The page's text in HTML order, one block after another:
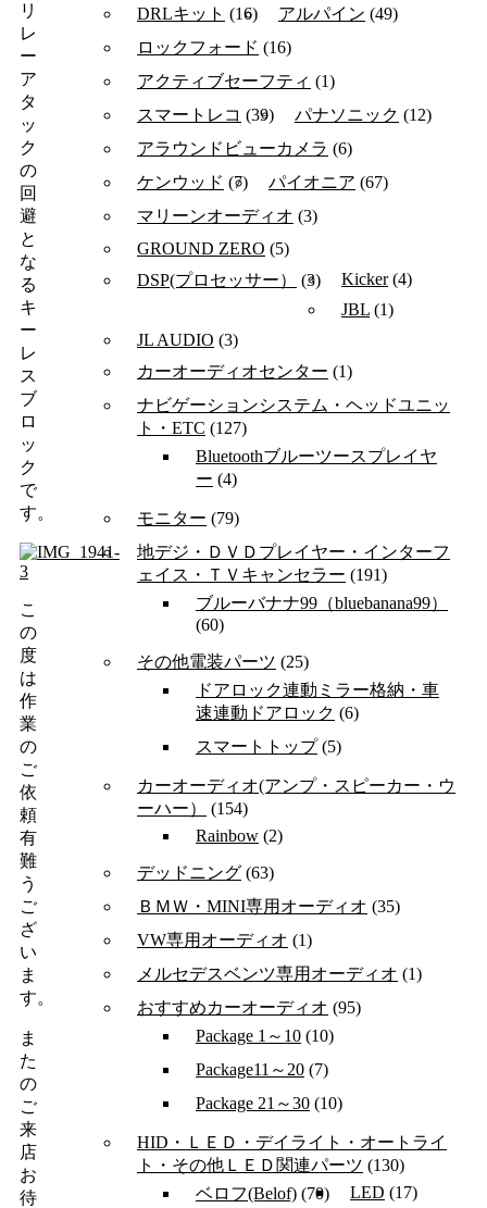
リ
レ
ー
ア
タ
ッ
ク
の
回
避
と
な
る
キ
ー
レ
ス
ブ
ロ
ッ
ク
で
す。
こ
の
度
は
作
業
の
ご
依
頼
有
難
う
ご
ざ
い
ま
す。
ま
た
の
ご
来
店
お
待
DRLキット (16) アルパイン (49)
ロックフォード (16)
アクティブセーフティ (1)
スマートレコ (39) パナソニック (12)
アラウンドビューカメラ (6)
ケンウッド (7) パイオニア (67)
マリーンオーディオ (3)
GROUND ZERO (5)
DSP(プロセッサー）
(3) Kicker(4)
JBL (1)
JL AUDIO (3)
カーオーディオセンター (1)
ナビゲーションシステム・ヘッドユニッ
ト・ETC (127)
Bluetoothブルーツースプレイヤ
ー (4)
モニター (79)
地デジ・ＤＶＤプレイヤー・インターフ
ェイス・ＴＶキャンセラー (191)
ブルーバナナ99（bluebanana99）
(60)
その他電装パーツ (25)
ドアロック連動ミラー格納・車
速連動ドアロック (6)
スマートトップ(5)
カーオーディオ(アンプ・スピーカー・ウ
ーハー）
(154)
Rainbow (2)
デッドニング (63)
ＢＭＷ・MINI専用オーディオ (35)
VW専用オーディオ (1)
メルセデスベンツ専用オーディオ (1)
おすすめカーオーディオ (95)
Package 1～10 (10)
Package11～20 (7)
Package 21～30 (10)
HID・ＬＥＤ・デイライト・オートライ
ト・その他ＬＥＤ関連パーツ (130)
ベロフ(Belof) (70) LED (17)